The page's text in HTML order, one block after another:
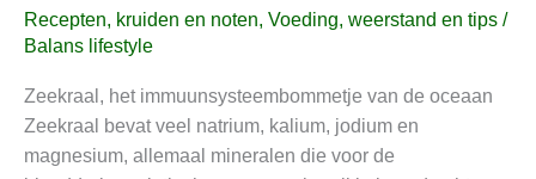
Recepten, kruiden en noten, Voeding, weerstand en tips /
Balans lifestyle
Zeekraal, het immuunsysteembommetje van de oceaan
Zeekraal bevat veel natrium, kalium, jodium en
magnesium, allemaal mineralen die voor de
immuunsysteembommetje
van
oceaan,
past
in